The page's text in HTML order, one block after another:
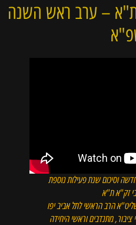
– ערב ראש השנה
וסיכום שנת פעילות נוספת
זק"א ת"א
הרב הראשי לתל אביב יפו
מתנדבים וראשי היחידה